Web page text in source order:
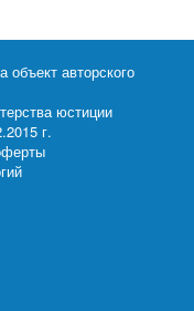
объект авторского
юстиции
г.